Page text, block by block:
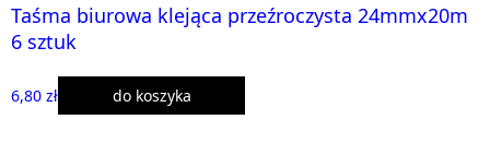
Taśma biurowa klejąca przeźroczysta 24mmx20m
6 sztuk
6,80 zł do koszyka